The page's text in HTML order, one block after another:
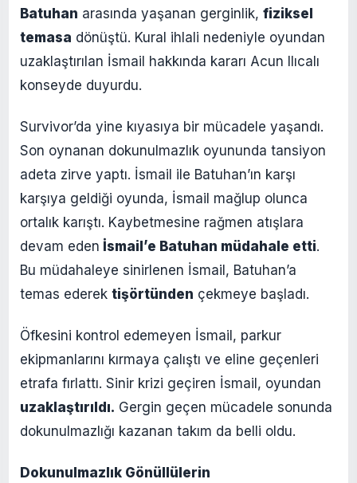
Batuhan arasında yaşanan gerginlik, fiziksel
temasa dönüştü. Kural ihlali nedeniyle oyundan
uzaklaştırılan İsmail hakkında kararı Acun Ilıcalı
konseyde duyurdu.
Survivor’da yine kıyasıya bir mücadele yaşandı.
Son oynanan dokunulmazlık oyununda tansiyon
adeta zirve yaptı. İsmail ile Batuhan’ın karşı
karşıya geldiği oyunda, İsmail mağlup olunca
ortalık karıştı. Kaybetmesine rağmen atışlara
devam eden İsmail’e Batuhan müdahale etti.
Bu müdahaleye sinirlenen İsmail, Batuhan’a
temas ederek tişörtünden çekmeye başladı.
Öfkesini kontrol edemeyen İsmail, parkur
ekipmanlarını kırmaya çalıştı ve eline geçenleri
etrafa fırlattı. Sinir krizi geçiren İsmail, oyundan
uzaklaştırıldı. Gergin geçen mücadele sonunda
dokunulmazlığı kazanan takım da belli oldu.
Dokunulmazlık Gönüllülerin